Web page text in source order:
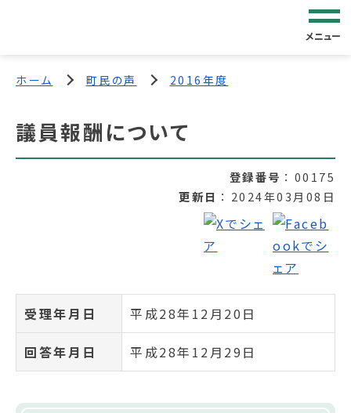
メニュー
ホーム 町民の声 2016年度
議員報酬について
登録番号
00175
更新日
2024年03月08日
受理年月日 平成28年12月20日
回答年月日 平成28年12月29日